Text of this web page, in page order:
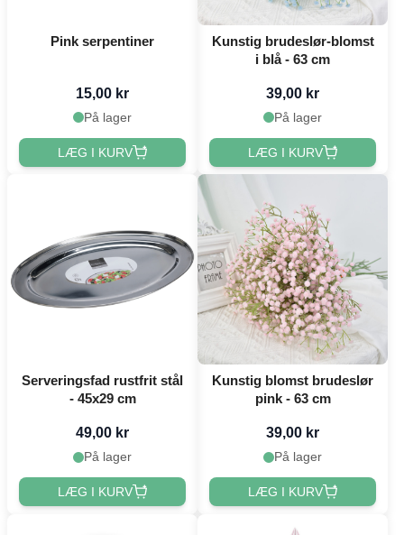
Pink serpentiner
15,00 kr
På lager
LÆG I KURV
Kunstig brudeslør-blomst
i blå - 63 cm
39,00 kr
På lager
LÆG I KURV
Serveringsfad rustfrit stål
- 45x29 cm
49,00 kr
På lager
LÆG I KURV
Kunstig blomst brudeslør
pink - 63 cm
39,00 kr
På lager
LÆG I KURV